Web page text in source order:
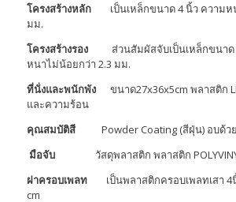
โครงสร้างหลักเป็นเหล็กขนาด 4 นิ้ว ความหน
มม.
โครงสร้างรองส่วนสัมผัสจับเป็นเหล็กขนาด
หนาไม่น้อยกว่า 2.3 มม.
ที่นั่งและพนักพังขนาด27x36x5cm พลาสติก
และความร้อน
คุณสมบัติสี
Powder Coating (สีฝุ่น) อบด้
มือจับ วัสดุพลาสติก พลาสติก
ฝาครอบเพลทเป็นพลาสติกครอบเพลทเสา 4นิ้
cm